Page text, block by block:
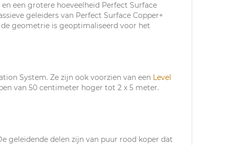
een grotere hoeveelheid Perfect Surface
geleiders van Perfect Surface Copper+
de geometrie is geoptimaliseerd voor het
System. Ze zijn ook voorzien van een Level
van 50 centimeter hoger tot 2 x 5 meter.
geleidende delen zijn van puur rood koper dat